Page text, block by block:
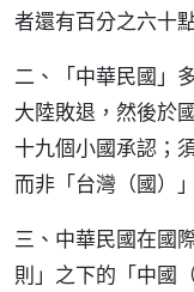
者還有百分之六十
二、「中華民國」
大陸敗退，然後於
十九個小國承認；
而非「台灣（國）
三、中華民國在國
則」之下的「中國